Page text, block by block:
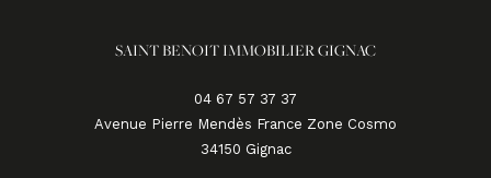
SAINT BENOIT IMMOBILIER GIGNAC
04 67 57 37 37
Avenue Pierre Mendès France Zone Cosmo
34150
gignac